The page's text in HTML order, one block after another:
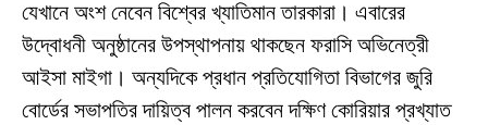
যেখানে অংশ নেবেন বিশ্বের খ্যাতিমান তারকারা। এবারের
উদ্বোধনী অনুষ্ঠানের উপস্থাপনায় থাকছেন ফরাসি অভিনেত্রী
আইসা মাইগা। অন্যদিকে প্রধান প্রতিযোগিতা বিভাগের জুরি
বোর্ডের সভাপতির দায়িত্ব পালন করবেন দক্ষিণ কোরিয়ার প্রখ্যাত